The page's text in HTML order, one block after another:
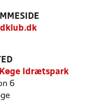
Idrætspark
6